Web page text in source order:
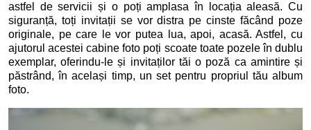
astfel de servicii și o poți amplasa în locația aleasă. Cu
siguranță, toți invitații se vor distra pe cinste făcând poze
originale, pe care le vor putea lua, apoi, acasă. Astfel, cu
ajutorul acestei cabine foto poți scoate toate pozele în dublu
exemplar, oferindu-le și invitaților tăi o poză ca amintire și
păstrând, în același timp, un set pentru propriul tău album
foto.